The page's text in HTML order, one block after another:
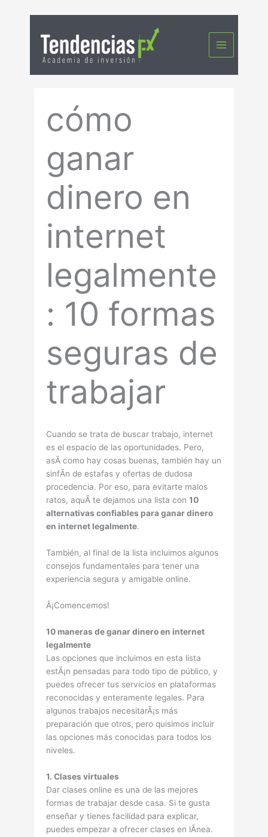
contenido
cómo
ganar
dinero en
internet
legalmente
: 10 formas
seguras de
trabajar
Cuando se trata de buscar trabajo, internet
es el espacio de las oportunidades. Pero,
asÃ­ como hay cosas buenas, también hay un
sinfÃ­n de estafas y ofertas de dudosa
procedencia. Por eso, para evitarte malos
ratos, aquÃ­ te dejamos una lista con10
alternativas confiables para ganar dinero
en internet legalmente.
También, al final de la lista incluimos algunos
consejos fundamentales para tener una
experiencia segura y amigable online.
Â¡Comencemos!
10 maneras de ganar dinero en internet
legalmente
Las opciones que incluimos en esta lista
estÃ¡n pensadas para todo tipo de público, y
puedes ofrecer tus servicios en plataformas
reconocidas y enteramente legales. Para
algunos trabajos necesitarÃ¡s más
preparación que otros, pero quisimos incluir
las opciones más conocidas para todos los
niveles.
1. Clases virtuales
Dar clases online es una de las mejores
formas de trabajar desde casa. Si te gusta
enseñar y tienes facilidad para explicar,
puedes empezar a ofrecer clases en lÃ­nea.